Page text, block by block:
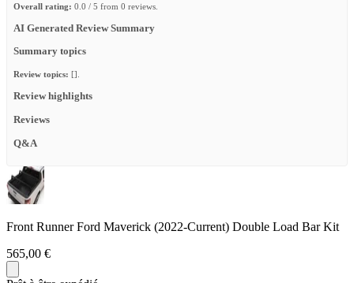
Overall rating: 0.0 / 5 from 0 reviews.
AI Generated Review Summary
Summary topics
Review topics: [].
Review highlights
Reviews
Q&A
Front Runner Ford Maverick (2022-Current) Double Load Bar Kit
565,00 €